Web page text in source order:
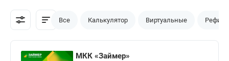
оформлением воткинцы внимательно изучают
условия выбранного ими продукта, сравнивают
подают заявку.
Все Калькулятор Виртуальные
МКК «Займер»